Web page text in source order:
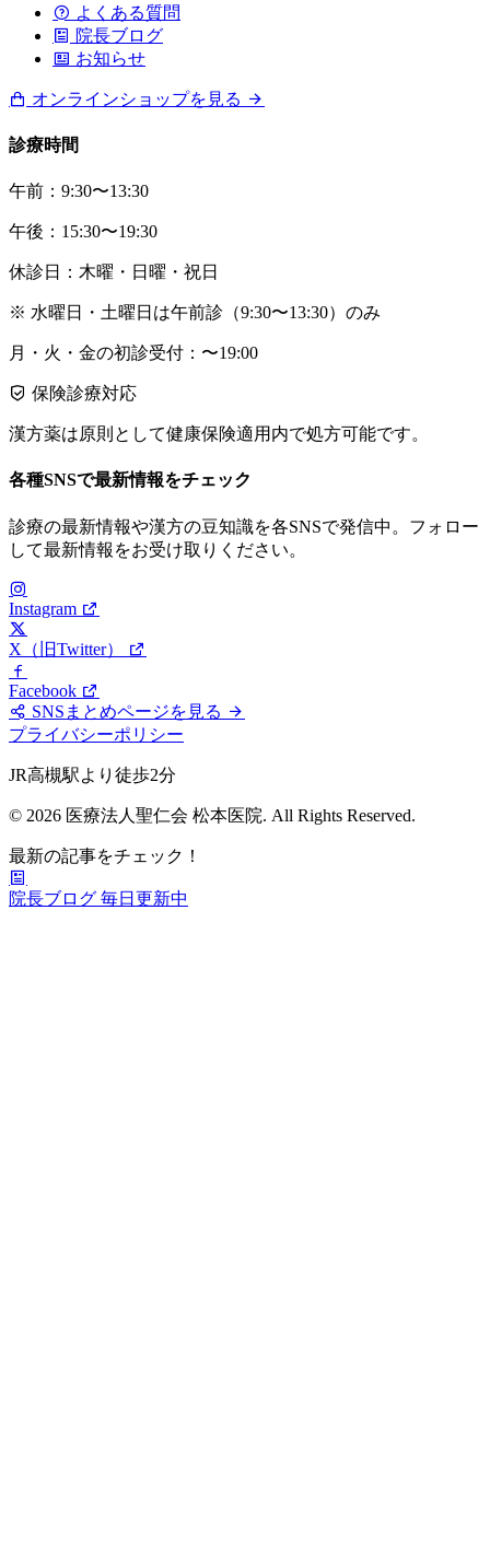
よくある質問
院長ブログ
お知らせ
オンラインショップを見る
診療時間
午前：9:30〜13:30
午後：15:30〜19:30
休診日：木曜・日曜・祝日
※ 水曜日・土曜日は午前診（9:30〜13:30）のみ
月・火・金の初診受付：〜19:00
保険診療対応
漢方薬は原則として健康保険適用内で処方可能です。
各種SNSで最新情報をチェック
診療の最新情報や漢方の豆知識を各SNSで発信中。フォロー
して最新情報をお受け取りください。
Instagram
X（旧Twitter）
Facebook
SNSまとめページを見る
プライバシーポリシー
JR高槻駅より徒歩2分
© 2026 医療法人聖仁会 松本医院. All Rights Reserved.
最新の記事をチェック！
院長ブログ 毎日更新中